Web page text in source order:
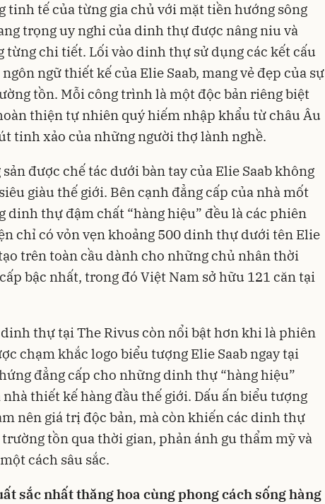
tinh tế của từng gia chủ với mặt tiền hướng sông
trọng uy nghi của dinh thự được nâng niu và
từng chi tiết. Lối vào dinh thự sử dụng các kết cấu
ngữ thiết kế của Elie Saab, mang vẻ đẹp của sự
tồn. Mỗi công trình là một độc bản riêng biệt
thiện tự nhiên quý hiếm nhập khẩu từ châu Âu
tinh xảo của những người thợ lành nghề.
được chế tác dưới bàn tay của Elie Saab không
giàu thế giới. Bên cạnh đẳng cấp của nhà mốt
dinh thự đậm chất “hàng hiệu” đều là các phiên
chỉ có vỏn vẹn khoảng 500 dinh thự dưới tên Elie
trên toàn cầu dành cho những chủ nhân thời
bậc nhất, trong đó Việt Nam sở hữu 121 căn tại
thự tại The Rivus còn nổi bật hơn khi là phiên
chạm khắc logo biểu tượng Elie Saab ngay tại
đẳng cấp cho những dinh thự “hàng hiệu”
thiết kế hàng đầu thế giới. Dấu ấn biểu tượng
nên giá trị độc bản, mà còn khiến các dinh thự
tồn qua thời gian, phản ánh gu thẩm mỹ và
cách sâu sắc.
sắc nhất thăng hoa cùng phong cách sống hàng